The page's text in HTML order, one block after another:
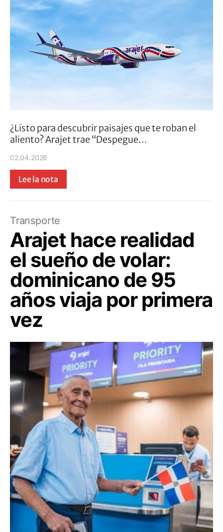
¿Listo para descubrir paisajes que te roban el
aliento? Arajet trae “Despegue…
02.04.2026
Lee la nota
Transporte
Arajet hace realidad
el sueño de volar:
dominicano de 95
años viaja por primera
vez